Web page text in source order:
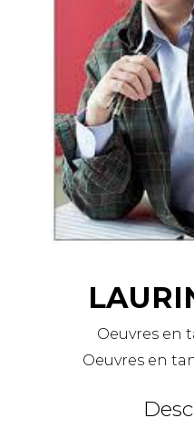
Oeuvres en
Oeuvres en